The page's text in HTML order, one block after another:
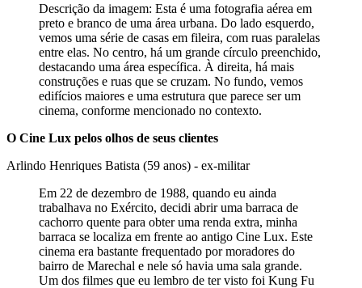
Descrição da imagem: Esta é uma fotografia aérea em
preto e branco de uma área urbana. Do lado esquerdo,
vemos uma série de casas em fileira, com ruas paralelas
entre elas. No centro, há um grande círculo preenchido,
destacando uma área específica. À direita, há mais
construções e ruas que se cruzam. No fundo, vemos
edifícios maiores e uma estrutura que parece ser um
cinema, conforme mencionado no contexto.
O Cine Lux pelos olhos de seus clientes
Arlindo Henriques Batista (59 anos) - ex-militar
Em 22 de dezembro de 1988, quando eu ainda
trabalhava no Exército, decidi abrir uma barraca de
cachorro quente para obter uma renda extra, minha
barraca se localiza em frente ao antigo Cine Lux. Este
cinema era bastante frequentado por moradores do
bairro de Marechal e nele só havia uma sala grande.
Um dos filmes que eu lembro de ter visto foi Kung Fu